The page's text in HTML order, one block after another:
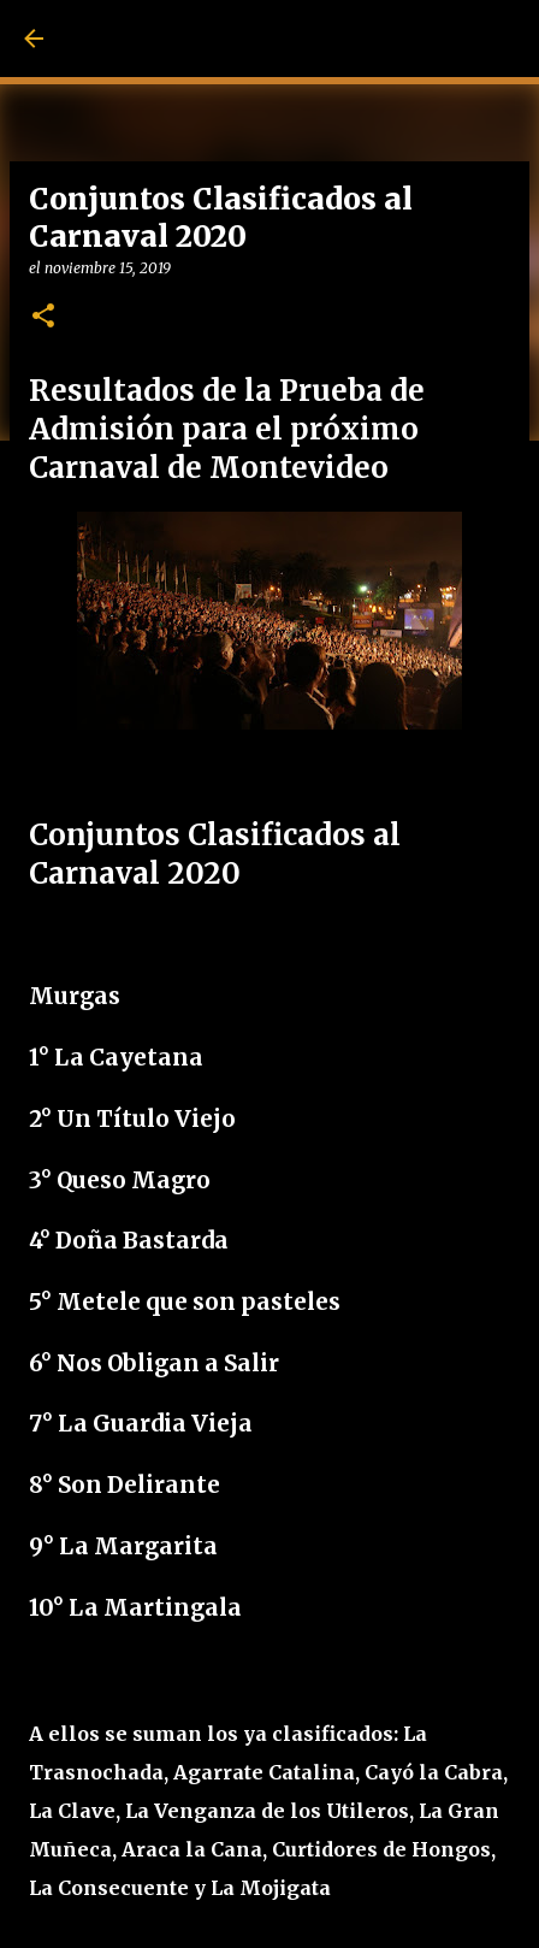
Conjuntos Clasificados al
Carnaval 2020
el noviembre 15, 2019
Resultados de la Prueba de
Admisión para el próximo
Carnaval de Montevideo
Conjuntos Clasificados al
Carnaval 2020
Murgas
1° La Cayetana
2° Un Título Viejo
3° Queso Magro
4° Doña Bastarda
5° Metele que son pasteles
6° Nos Obligan a Salir
7° La Guardia Vieja
8° Son Delirante
9° La Margarita
10° La Martingala
A ellos se suman los ya clasificados: La
Trasnochada, Agarrate Catalina, Cayó la Cabra,
La Clave, La Venganza de los Utileros, La Gran
Muñeca, Araca la Cana, Curtidores de Hongos,
La Consecuente y La Mojigata